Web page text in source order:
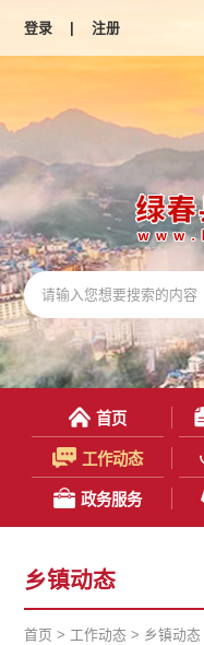
登录 | 注册
首页
工作动态
政务服务
乡镇动态
首页 > 工作动态 > 乡镇动态